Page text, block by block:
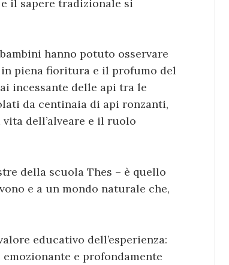
il sapere tradizionale si
hanno potuto osservare
piena fioritura e il profumo del
incessante delle api tra le
da centinaia di api ronzanti,
dell’alveare e il ruolo
della scuola Thes – è quello
e a un mondo naturale che,
educativo dell’esperienza:
e profondamente